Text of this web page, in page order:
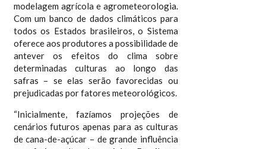
modelagem agrícola e agrometeorologia.
Com um banco de dados climáticos para
todos os Estados brasileiros, o Sistema
oferece aos produtores a possibilidade de
antever os efeitos do clima sobre
determinadas culturas ao longo das
safras – se elas serão favorecidas ou
prejudicadas por fatores meteorológicos.
“Inicialmente, fazíamos projeções de
cenários futuros apenas para as culturas
de cana-de-açúcar – de grande influência